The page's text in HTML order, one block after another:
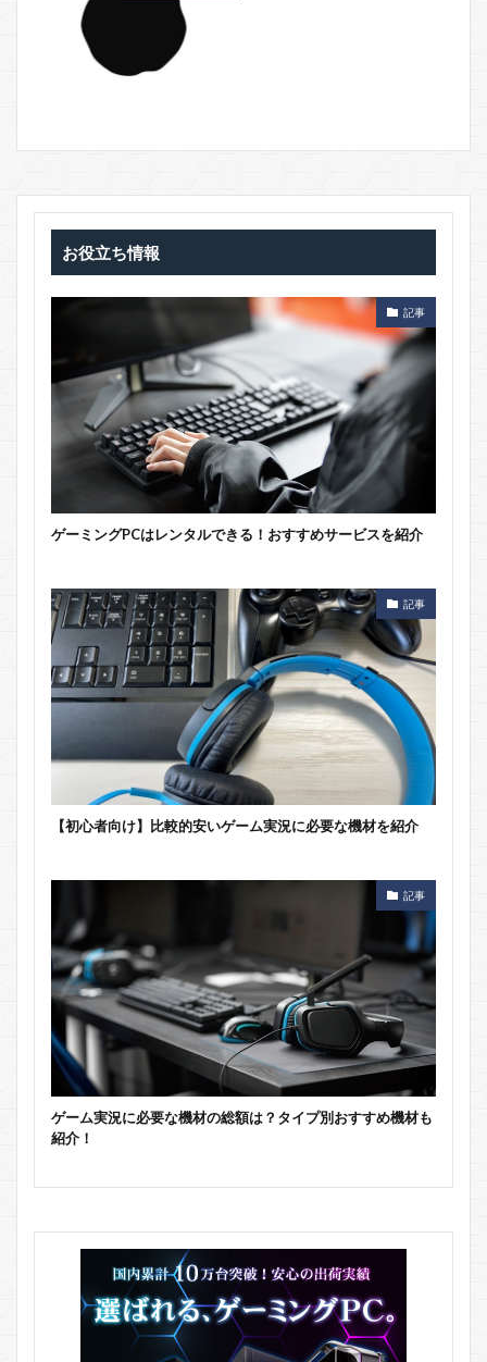
お役立ち情報
記事
ゲーミングPCはレンタルできる！おすすめサービスを紹介
記事
【初心者向け】比較的安いゲーム実況に必要な機材を紹介
記事
ゲーム実況に必要な機材の総額は？タイプ別おすすめ機材も
紹介！